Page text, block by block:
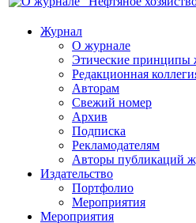
Журнал
О журнале
Этические принципы
Редакционная
Авторам
Свежий номер
Архив
Подписка
Рекламодателям
Авторы публикаций
Издательство
Портфолио
Мероприятия
Мероприятия